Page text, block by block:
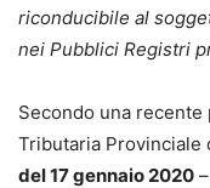
riconducibile al
nei Pubblici Registri
Secondo una
Tributaria Provinciale
del 17 gennaio 2020